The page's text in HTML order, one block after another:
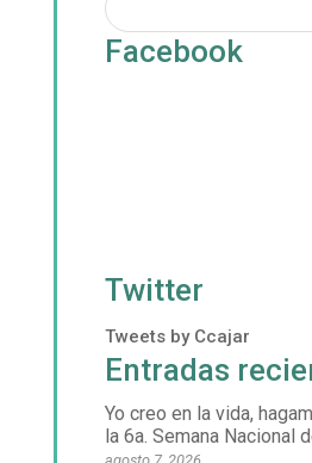
Facebook
Twitter
Tweets by Ccajar
Entradas
Yo creo en la vida,
la 6a. Semana Nacional